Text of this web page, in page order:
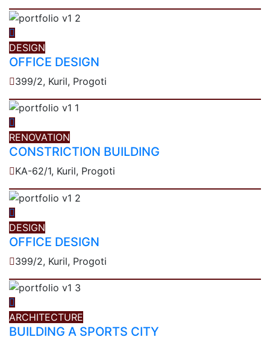
DESIGN
OFFICE DESIGN
399/2, Kuril, Progoti
RENOVATION
CONSTRICTION BUILDING
KA-62/1, Kuril, Progoti
DESIGN
OFFICE DESIGN
399/2, Kuril, Progoti
ARCHITECTURE
BUILDING A SPORTS CITY